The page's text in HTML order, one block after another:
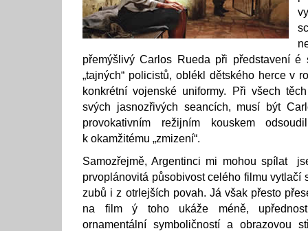
přemýšlivý Carlos Rueda při představení é
„tajných“ policistů, oblékl dětského herce v
konkrétní vojenské uniformy. Při všech
svých jasnozřivých seancích, musí být
provokativním režijním kouskem
k okamžitému „zmizení“.
Samozřejmě, Argentinci mi mohou spílat
prvoplánovitá působivost celého filmu vytlačí
zubů i z otrlejších povah. Já však přesto
na film ý toho ukáže méně,
ornamentální symboličností a obrazovou